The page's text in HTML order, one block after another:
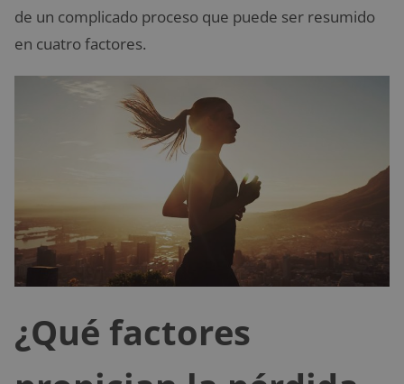
de un complicado proceso que puede ser resumido
en cuatro factores.
¿Qué factores